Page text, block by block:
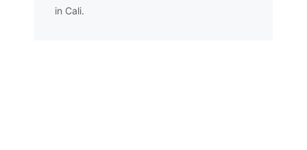
in Cali.